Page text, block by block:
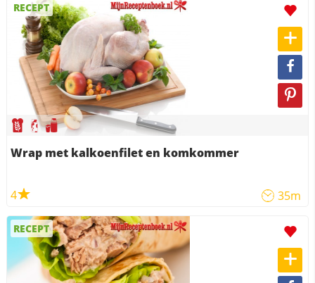
RECEPT
Wrap met kalkoenfilet en komkommer
4 35m
RECEPT